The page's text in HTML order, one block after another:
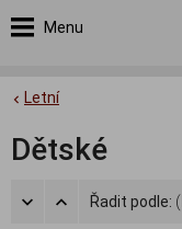
Menu
Letní
Dětské
Řadit podle: